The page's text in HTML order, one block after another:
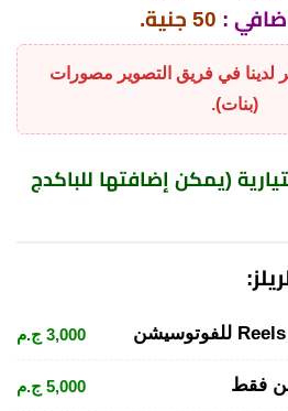
: 50 جنية.
لدينا في فريق التصوير مصورات
(بنات).
(يمكن إضافتها للباكدج
3,000 ج.م
فقط 5,000 ج.م